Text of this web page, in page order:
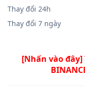
Thay đổi 24h
Thay đổi 7 ngày
[Nhấn vào đây]